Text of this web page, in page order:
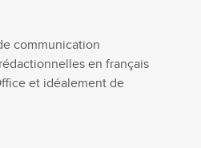
communication
en français
et idéalement de